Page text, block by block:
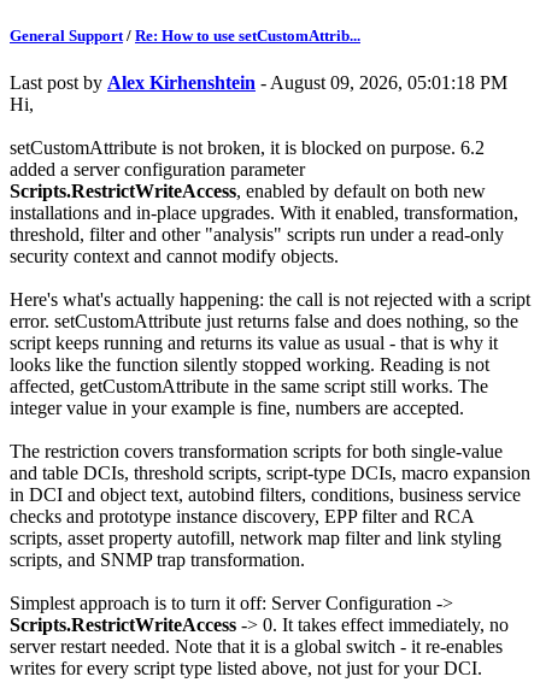
General Support/ Re: How to use setCustomAttrib...
Last post by Alex Kirhenshtein - August 09, 2026, 05:01:18 PM
Hi,
setCustomAttribute is not broken, it is blocked on purpose. 6.2
added a server configuration parameter
Scripts.RestrictWriteAccess, enabled by default on both new
installations and in-place upgrades. With it enabled, transformation,
threshold, filter and other "analysis" scripts run under a read-only
security context and cannot modify objects.
Here's what's actually happening: the call is not rejected with a script
error. setCustomAttribute just returns false and does nothing, so the
script keeps running and returns its value as usual - that is why it
looks like the function silently stopped working. Reading is not
affected, getCustomAttribute in the same script still works. The
integer value in your example is fine, numbers are accepted.
The restriction covers transformation scripts for both single-value
and table DCIs, threshold scripts, script-type DCIs, macro expansion
in DCI and object text, autobind filters, conditions, business service
checks and prototype instance discovery, EPP filter and RCA
scripts, asset property autofill, network map filter and link styling
scripts, and SNMP trap transformation.
Simplest approach is to turn it off: Server Configuration ->
Scripts.RestrictWriteAccess -> 0. It takes effect immediately, no
server restart needed. Note that it is a global switch - it re-enables
writes for every script type listed above, not just for your DCI.